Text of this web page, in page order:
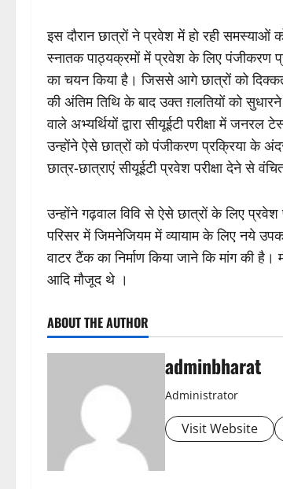
इस दौरान छात्रों ने प्रवेश में हो रही समस्याओं
स्नातक पाठ्यक्रमों में प्रवेश के लिए पंजीकरण
का चयन किया है। जिससे आगे छात्रों को
की अंतिम तिथि के बाद उक्त ग़लतियों को
वाले अभ्यर्थियों द्वारा सीयूईटी परीक्षा में
उन्होंने ऐसे छात्रों को पंजीकरण प्रक्रिया के
छात्र-छात्राएं सीयूईटी प्रवेश परीक्षा देने से
उन्होंने गढ़वाल विवि से ऐसे छात्रों के लिए
परिसर में जिमनेजियम में व्यायाम के लिए नये
वाटर टैंक का निर्माण किया जाने कि मांग की
आदि मौजूद थे ।
ABOUT THE AUTHOR
adminbharat
Administrator
Visit Website